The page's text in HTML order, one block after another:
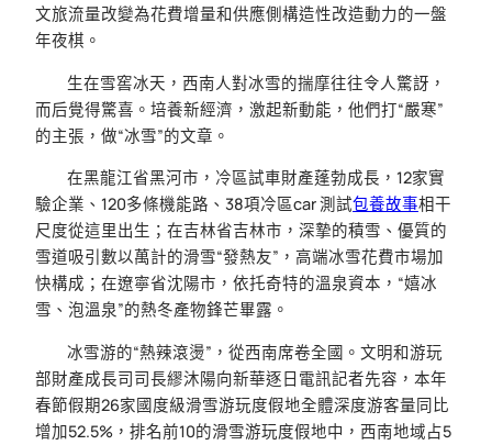
文旅流量改變為花費增量和供應側構造性改造動力的一盤
年夜棋。
生在雪窖冰天，西南人對冰雪的揣摩往往令人驚訝，
而后覺得驚喜。培養新經濟，激起新動能，他們打“嚴寒”
的主張，做“冰雪”的文章。
在黑龍江省黑河市，冷區試車財產蓬勃成長，12家實
驗企業、120多條機能路、38項冷區car 測試包養故事相干
尺度從這里出生；在吉林省吉林市，深摯的積雪、優質的
雪道吸引數以萬計的滑雪“發熱友”，高端冰雪花費市場加
快構成；在遼寧省沈陽市，依托奇特的溫泉資本，“嬉冰
雪、泡溫泉”的熱冬產物鋒芒畢露。
冰雪游的“熱辣滾燙”，從西南席卷全國。文明和游玩
部財產成長司司長繆沐陽向新華逐日電訊記者先容，本年
春節假期26家國度級滑雪游玩度假地全體深度游客量同比
增加52.5%，排名前10的滑雪游玩度假地中，西南地域占5